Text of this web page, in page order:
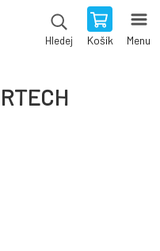
Hledej Košík Menu